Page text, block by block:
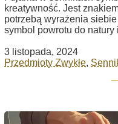
kreatywność. Jest
potrzebą wyrażenia
symbol powrotu do natury
3 listopada, 2024
Przedmioty Zwykłe,